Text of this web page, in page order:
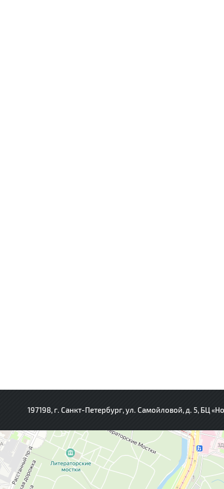
197198, г. Санкт-Петербург, ул. Самойловой, д. 5, БЦ